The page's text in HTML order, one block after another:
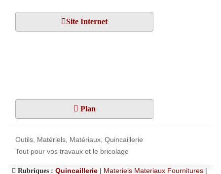
Site Internet
Plan
Outils, Matériels, Matériaux, Quincaillerie
Tout pour vos travaux et le bricolage
Rubriques : Quincaillerie | Materiels Materiaux Fournitures |